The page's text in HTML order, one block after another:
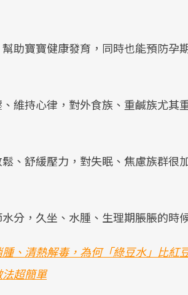
助寶寶健康發育，同時也能預防孕
維持心律，對外食族、重鹹族尤其
、舒緩壓力，對失眠、焦慮族群很
分，久坐、水腫、生理期脹脹的時
、清熱解毒，為何「綠豆水」比紅
法超簡單